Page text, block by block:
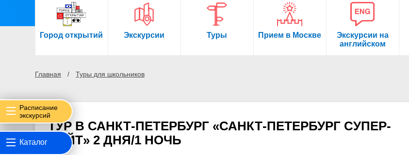
Город открытий Экскурсии Туры Прием в Москве
Экскурсии на
английском
Главная Туры для школьников
Расписание
экскурсий
Каталог
ТУР В САНКТ-ПЕТЕРБУРГ «САНКТ-ПЕТЕРБУРГ СУПЕР-
ЛАЙТ» 2 ДНЯ/1 НОЧЬ